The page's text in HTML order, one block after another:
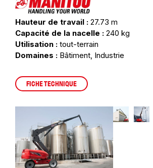
Hauteur de travail : 27.73 m
Capacité de la nacelle : 240 kg
Utilisation : tout-terrain
Domaines : Bâtiment, Industrie
FICHE TECHNIQUE